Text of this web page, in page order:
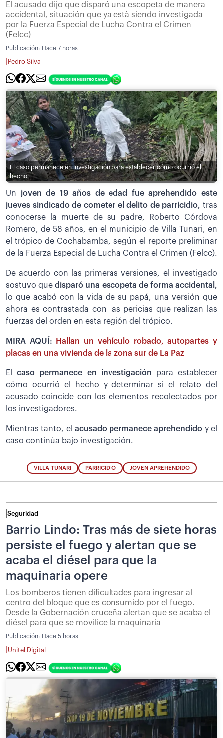
El acusado dijo que disparó una escopeta de manera
accidental, situación que ya està siendo investigada
por la Fuerza Especial de Lucha Contra el Crimen
(Felcc)
Publicación: Hace 7 horas
Pedro Silva
El caso permanece en investigación para establecer cómo ocurrió el
hecho
Un joven de 19 años de edad fue aprehendido este
jueves sindicado de cometer el delito de parricidio, tras
conocerse la muerte de su padre, Roberto Córdova
Romero, de 58 años, en el municipio de Villa Tunari, en
el trópico de Cochabamba, según el reporte preliminar
de la Fuerza Especial de Lucha Contra el Crimen (Felcc).
De acuerdo con las primeras versiones, el investigado
sostuvo quedisparó una escopeta de forma accidental,
lo que acabó con la vida de su papá, una versión que
ahora es contrastada con las pericias que realizan las
fuerzas del orden en esta región del trópico.
MIRA AQUÍ:
Hallan un vehículo robado, autopartes y
placas en una vivienda de la zona sur de La Paz
Elcaso permanece en investigación para establecer
cómo ocurrió el hecho y determinar si el relato del
acusado coincide con los elementos recolectados por
los investigadores.
Mientras tanto, el acusado permanece aprehendido y el
caso continúa bajo investigación.
VILLA TUNARI PARRICIDIO JOVEN APREHENDIDO
Seguridad
Barrio Lindo: Tras más de siete horas
persiste el fuego y alertan que se
acaba el diésel para que la
maquinaria opere
Los bomberos tienen dificultades para ingresar al
centro del bloque que es consumido por el fuego.
Desde la Gobernación cruceña alertan que se acaba el
diésel para que se movilice la maquinaria
Publicación: Hace 5 horas
Unitel Digital